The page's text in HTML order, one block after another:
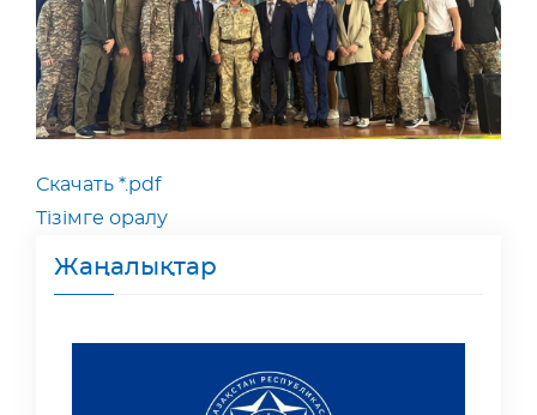
Жаңалықтар
Скачать *.pdf
Тізімге оралу